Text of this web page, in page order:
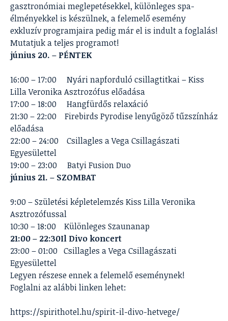
gasztronómiai meglepetésekkel, különleges spa-
élményekkel is készülnek, a felemelő esemény
exkluzív programjaira pedig már el is indult a foglalás!
Mutatjuk a teljes programot!
június 20. – PÉNTEK
16:00 – 17:00 Nyári napforduló csillagtitkai – Kiss
Lilla Veronika Asztrozófus előadása
17:00 – 18:00 Hangfürdős relaxáció
21:30 – 22:00 Firebirds Pyrodise lenyűgöző tűzszínház
előadása
22:00 – 24:00 Csillagles a Vega Csillagászati
Egyesülettel
19:00 – 23:00 Batyi Fusion Duo
június 21. – SZOMBAT
9:00 – Születési képletelemzés Kiss Lilla Veronika
Asztrozófussal
10:30 – 18:00 Különleges Szaunanap
21:00 – 22:30Il Divo koncert
23:00 – 01:00 Csillagles a Vega Csillagászati
Egyesülettel
Legyen részese ennek a felemelő eseménynek!
Foglalni az alábbi linken lehet:
https://spirithotel.hu/spirit-il-divo-hetvege/